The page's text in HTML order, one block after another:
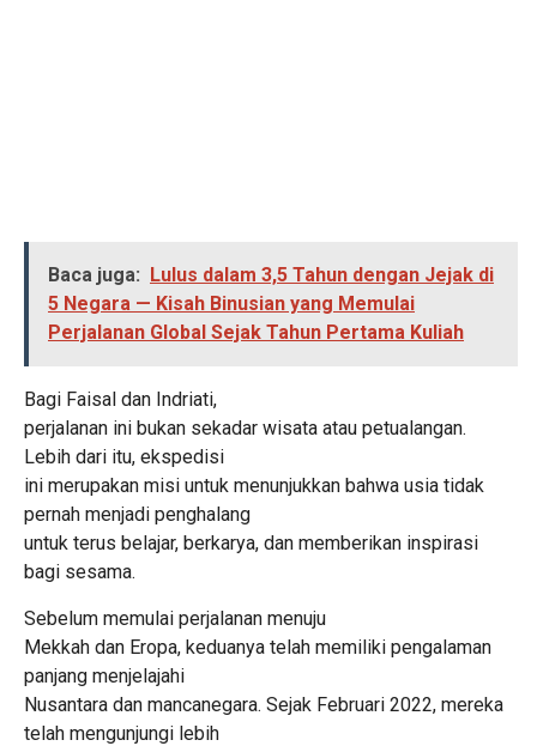
Baca juga: Lulus dalam 3,5 Tahun dengan Jejak di
5 Negara — Kisah Binusian yang Memulai
Perjalanan Global Sejak Tahun Pertama Kuliah
Bagi Faisal dan Indriati,
perjalanan ini bukan sekadar wisata atau petualangan.
Lebih dari itu, ekspedisi
ini merupakan misi untuk menunjukkan bahwa usia tidak
pernah menjadi penghalang
untuk terus belajar, berkarya, dan memberikan inspirasi
bagi sesama.
Sebelum memulai perjalanan menuju
Mekkah dan Eropa, keduanya telah memiliki pengalaman
panjang menjelajahi
Nusantara dan mancanegara. Sejak Februari 2022, mereka
telah mengunjungi lebih